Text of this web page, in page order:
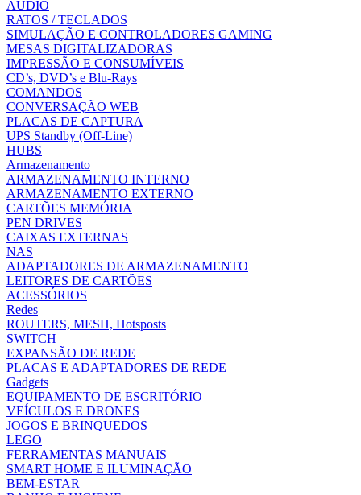
ÁUDIO
RATOS / TECLADOS
SIMULAÇÃO E CONTROLADORES GAMING
MESAS DIGITALIZADORAS
IMPRESSÃO E CONSUMÍVEIS
CD’s, DVD’s e Blu-Rays
COMANDOS
CONVERSAÇÃO WEB
PLACAS DE CAPTURA
UPS Standby (Off-Line)
HUBS
Armazenamento
ARMAZENAMENTO INTERNO
ARMAZENAMENTO EXTERNO
CARTÕES MEMÓRIA
PEN DRIVES
CAIXAS EXTERNAS
NAS
ADAPTADORES DE ARMAZENAMENTO
LEITORES DE CARTÕES
ACESSÓRIOS
Redes
ROUTERS, MESH, Hotsposts
SWITCH
EXPANSÃO DE REDE
PLACAS E ADAPTADORES DE REDE
Gadgets
EQUIPAMENTO DE ESCRITÓRIO
VEÍCULOS E DRONES
JOGOS E BRINQUEDOS
LEGO
FERRAMENTAS MANUAIS
SMART HOME E ILUMINAÇÃO
BEM-ESTAR